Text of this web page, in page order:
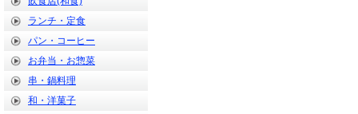
ランチ・定食
パン・コーヒー
お弁当・お惣菜
串・鍋料理
和・洋菓子